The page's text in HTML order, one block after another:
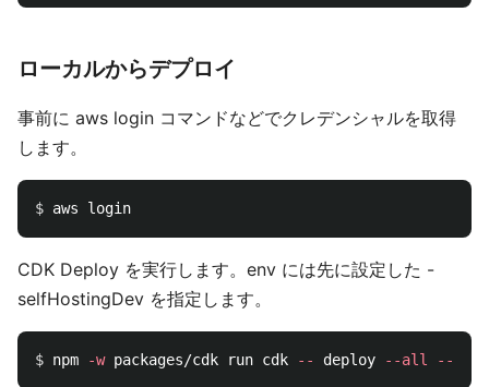
ローカルからデプロイ
事前に aws login コマンドなどでクレデンシャルを取得
します。
$
CDK Deploy を実行します。env には先に設定した -
selfHostingDev を指定します。
$ npm -w packages/cdk run cdk -- deploy --all --